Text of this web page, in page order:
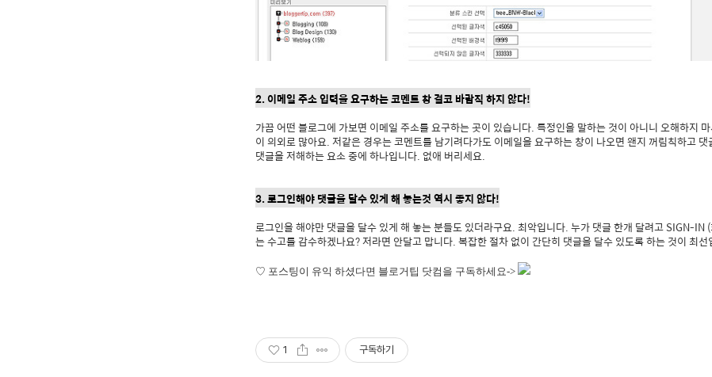
2. 이메일 주소 입력을 요구하는 코멘트 창 결코 바람직 하지 않다!
가끔 어떤 블로그에 가보면 이메일 주소를 요구하는 곳이 있습니다. 특정인을 말하는 것이 아니니 오해하지
이 의외로 많아요. 저같은 경우는 코멘트를 남기려다가도 이메일을 요구하는 창이 나오면 왠지 꺼림칙하고
댓글을 저해하는 요소 중에 하나입니다. 없애 버리세요.
3. 로그인해야 댓글을 달수 있게 해 놓는것 역시 좋지 않다!
로그인을 해야만 댓글을 달수 있게 해 놓는 분들도 있더라구요. 최악입니다. 누가 댓글 한개 달려고 SIGN-IN
는 수고를 감수하겠나요? 저라면 안달고 맙니다. 복잡한 절차 없이 간단히 댓글을 달수 있도록 하는 것이 최선
♡ 포스팅이 유익 하셨다면 블로거팁 닷컴을 구독하세요->
1 구독하기